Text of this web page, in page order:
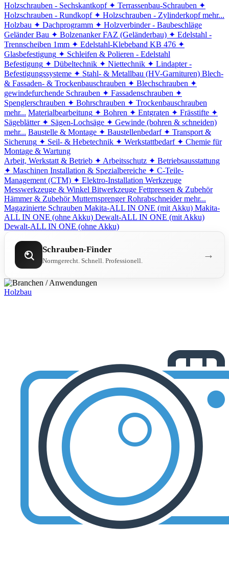
Holzschrauben - Sechskantkopf ✦ Terrassenbau-Schrauben ✦
Holzschrauben - Rundkopf ✦ Holzschrauben - Zylinderkopf mehr...
Holzbau ✦ Dachprogramm ✦ Holzverbinder - Baubeschläge
Geländer Bau ✦ Bolzenanker FAZ (Geländerbau) ✦ Edelstahl -
Trennscheiben 1mm ✦ Edelstahl-Klebeband KB 476 ✦
Glasbefestigung ✦ Schleifen & Polieren - Edelstahl
Befestigung ✦ Dübeltechnik ✦ Niettechnik ✦ Lindapter -
Befestigungssysteme ✦ Stahl- & Metallbau (HV-Garnituren) Blech-
& Fassaden- & Trockenbauschrauben ✦ Blechschrauben ✦
gewindefurchende Schrauben ✦ Fassadenschrauben ✦
Spenglerschrauben ✦ Bohrschrauben ✦ Trockenbauschrauben
mehr... Materialbearbeitung ✦ Bohren ✦ Entgraten ✦ Frässtifte ✦
Sägeblätter ✦ Sägen-Lochsäge ✦ Gewinde (bohren & schneiden)
mehr... Baustelle & Montage ✦ Baustellenbedarf ✦ Transport &
Sicherung ✦ Seil- & Hebetechnik ✦ Werkstattbedarf ✦ Chemie für
Montage & Wartung
Arbeit, Werkstatt & Betrieb ✦ Arbeitsschutz ✦ Betriebsausstattung
✦ Maschinen Installation & Spezialbereiche ✦ C-Teile-
Management (CTM) ✦ Elektro-Installation Werkzeuge
Messwerkzeuge & Winkel Bitwerkzeuge Fettpressen & Zubehör
Hämmer & Zubehör Mutternsprenger Rohrabschneider mehr...
Magazinierte Schrauben Makita-ALL IN ONE (mit Akku) Makita-
ALL IN ONE (ohne Akku) Dewalt-ALL IN ONE (mit Akku)
Dewalt-ALL IN ONE (ohne Akku)
Schrauben-Finder
Normgerecht. Schnell. Professionell. →
Holzbau